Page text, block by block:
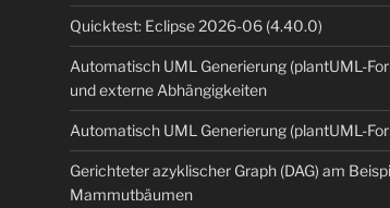
Quicktest: Eclipse 2026-06 (4.40.0)
Automatisch UML Generierung (plantUML-
und externe Abhängigkeiten
Automatisch UML Generierung (plantUML-
Gerichteter azyklischer Graph (DAG) am
Mammutbäumen